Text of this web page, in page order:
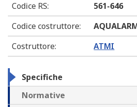
Codice RS:
561-646
Codice costruttore:
Costruttore: ATMI
Specifiche
Normative